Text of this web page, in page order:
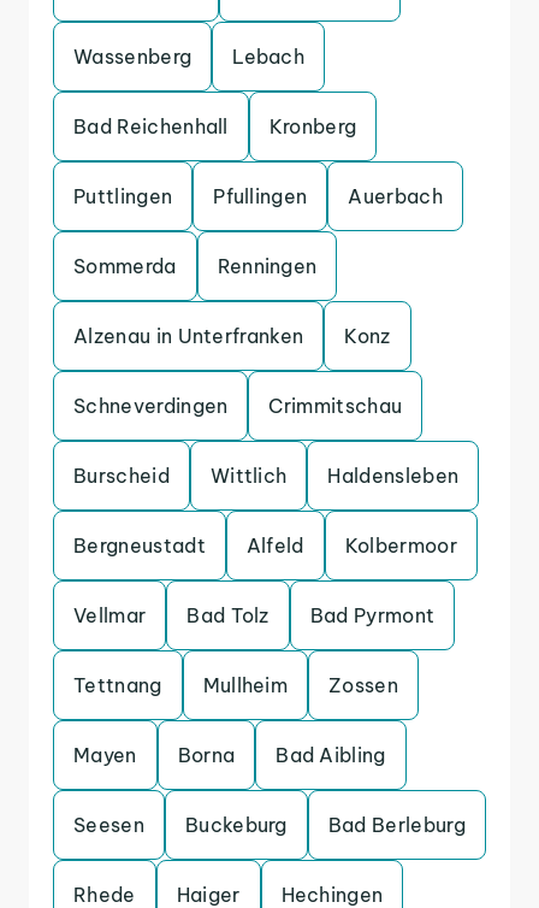
Wassenberg Lebach
Bad Reichenhall Kronberg
Puttlingen Pfullingen Auerbach
Sommerda Renningen
Alzenau in Unterfranken Konz
Schneverdingen Crimmitschau
Burscheid Wittlich Haldensleben
Bergneustadt Alfeld Kolbermoor
Vellmar Bad Tolz Bad Pyrmont
Tettnang Mullheim Zossen
Mayen Borna Bad Aibling
Seesen Buckeburg Bad Berleburg
Rhede Haiger Hechingen